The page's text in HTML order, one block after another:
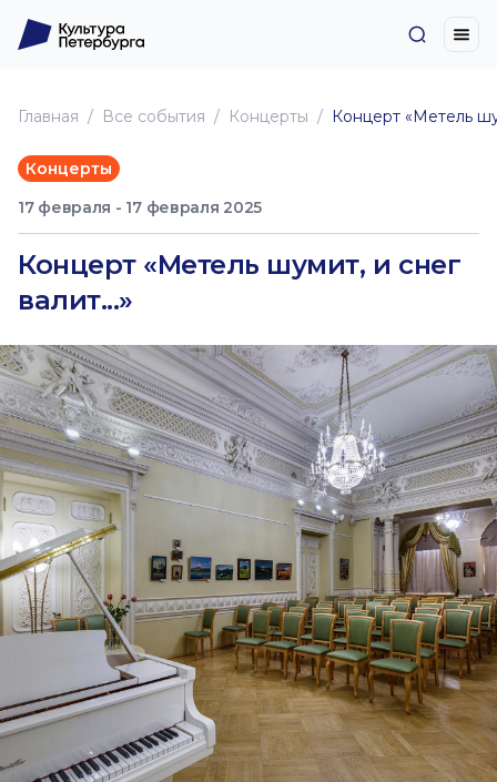
Главная Все события Концерты Концерт «Метель
Концерты
17 февраля - 17 февраля 2025
Концерт «Метель шумит, и снег
валит...»